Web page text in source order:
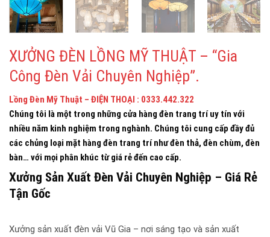
XƯỞNG ĐÈN LỒNG MỸ THUẬT – “Gia
Công Đèn Vải Chuyên Nghiệp”.
Lồng Đèn Mỹ Thuật – ĐIỆN THOẠI : 0333.442.322
Chúng tôi là một trong những cửa hàng đèn trang trí uy tín với
nhiều năm kinh nghiệm trong nghành. Chúng tôi cung cấp đầy đủ
các chủng loại mặt hàng đèn trang trí như đèn thả, đèn chùm, đèn
bàn… với mọi phân khúc từ giá rẻ đến cao cấp.
Xưởng Sản Xuất Đèn Vải Chuyên Nghiệp – Giá Rẻ
Tận Gốc
Xưởng sản xuất đèn vải Vũ Gia – nơi sáng tạo và sản xuất